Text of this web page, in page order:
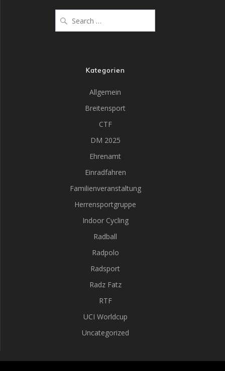
Kategorien
Allgemein
Breitensport
CTF
DM 2025
Ehrenamt
Einradfahren
Familienveranstaltung
Herrensportgruppe
Indoor Cycling
Radball
Radpolo
Radsport
Radz Fatz
RTF
UCI Worldcup
Uncategorized